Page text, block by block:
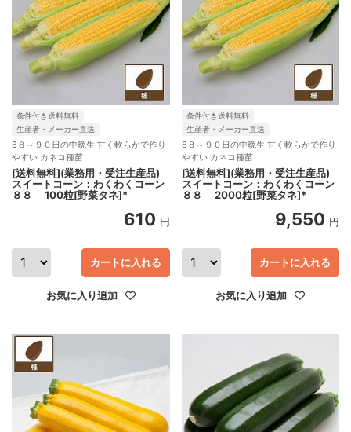
条件付き送料無料
生産者・メーカー直送
8８～９０日の中晩生 甘く軟らかで作り
やすい カネコ種苗
[送料無料](業務用・受注生産品)
スイートコーン：わくわくコーン
８８ 100粒[野菜タネ]*
610 円
カートに入れる
お気に入り追加
条件付き送料無料
生産者・メーカー直送
8８～９０日の中晩生 甘く軟らかで作り
やすい カネコ種苗
[送料無料](業務用・受注生産品)
スイートコーン：わくわくコーン
８８ 2000粒[野菜タネ]*
9,550 円
カートに入れる
お気に入り追加